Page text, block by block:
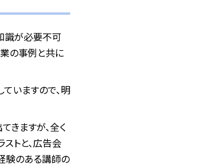
識が必要不可
の事例と共に
いますので、明
きますが、全く
トと、広告会
験のある講師の